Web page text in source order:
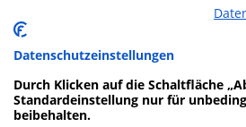
b ist ein medizinisches
Hamburg.
Mehr Informationen
Datenschutzeinstellungen
Durch Klicken auf die Schaltfläche
Standardeinstellung nur für
beibehalten.